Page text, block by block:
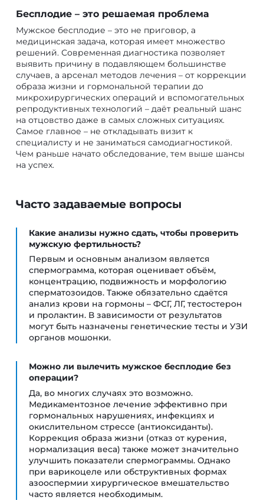
Бесплодие – это решаемая проблема
Мужское бесплодие – это не приговор, а
медицинская задача, которая имеет множество
решений. Современная диагностика позволяет
выявить причину в подавляющем большинстве
случаев, а арсенал методов лечения – от коррекции
образа жизни и гормональной терапии до
микрохирургических операций и вспомогательных
репродуктивных технологий – даёт реальный шанс
на отцовство даже в самых сложных ситуациях.
Самое главное – не откладывать визит к
специалисту и не заниматься самодиагностикой.
Чем раньше начато обследование, тем выше шансы
на успех.
Часто задаваемые вопросы
Какие анализы нужно сдать, чтобы проверить
мужскую фертильность?
Первым и основным анализом является
спермограмма, которая оценивает объём,
концентрацию, подвижность и морфологию
сперматозоидов. Также обязательно сдаётся
анализ крови на гормоны – ФСГ, ЛГ, тестостерон
и пролактин. В зависимости от результатов
могут быть назначены генетические тесты и УЗИ
органов мошонки.
Можно ли вылечить мужское бесплодие без
операции?
Да, во многих случаях это возможно.
Медикаментозное лечение эффективно при
гормональных нарушениях, инфекциях и
окислительном стрессе (антиоксиданты).
Коррекция образа жизни (отказ от курения,
нормализация веса) также может значительно
улучшить показатели спермограммы. Однако
при варикоцеле или обструктивных формах
азооспермии хирургическое вмешательство
часто является необходимым.